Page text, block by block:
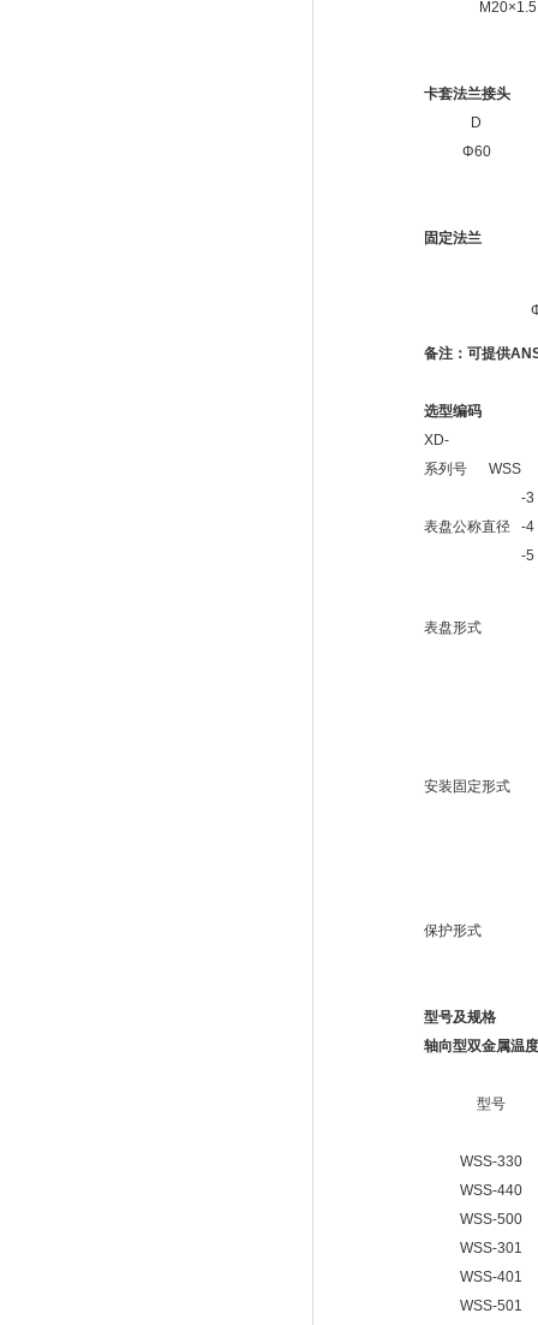
M20×1.5
卡套法兰接头
D
Φ60
固定法兰
备注：可提供
选型编码
XD-
系列号
WSS
表盘公称直径
-3
-4
-5
表盘形式
安装固定形式
保护形式
型号及规格
轴向型双金属温
型号
WSS-330
WSS-440
WSS-500
WSS-301
WSS-401
WSS-501